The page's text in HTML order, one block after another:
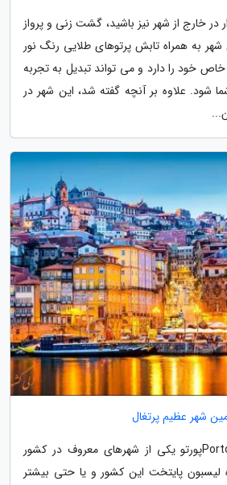
در خارج از شهر نیز باشید، گشت زنی و پرواز
شهر به همراه تابش پرتوهای طلایی رنگ نور
خود را دارد و می تواند تبدیل به تجربه
شود. علاوه بر آنچه گفته شد، این شهر در
شهر عظیم پرتغال
شهر پورتو در پرتغال | Portoپورتو یکی از شهرهای معروف در کشور
لیسبون پایتخت این کشور و یا حتی بیشتر